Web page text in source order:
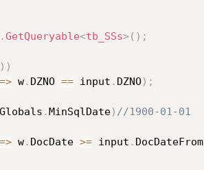
.GetQueryable<tb_SSs>( ) ;
) )
=> w. DZNO == input . DZNO) ;
Globals .MinSqlDate) //1900-01-01
=> w. DocDate >= input . DocDateFrom